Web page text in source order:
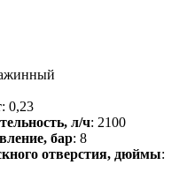
: 0,23
л/ч: 2100
бар: 8
отверстия, дюймы: